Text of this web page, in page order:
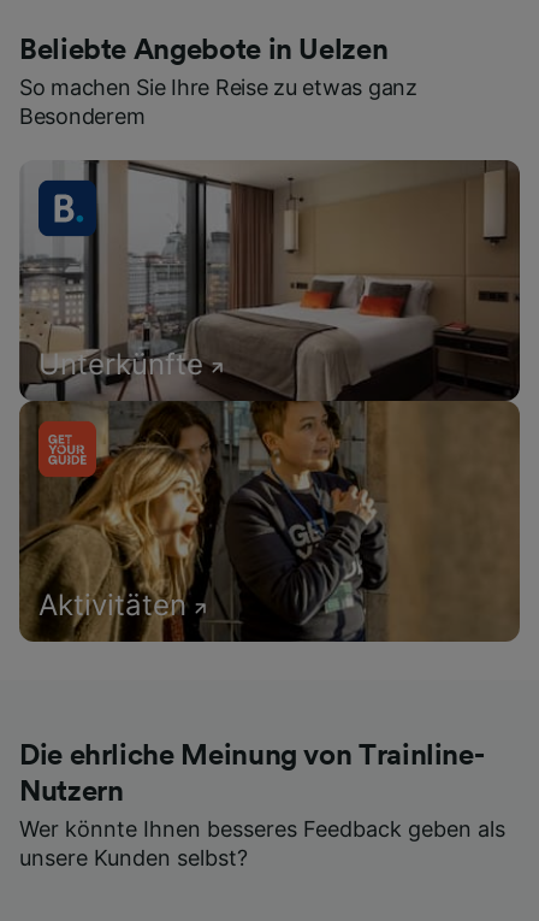
Beliebte Angebote in Uelzen
So machen Sie Ihre Reise zu etwas ganz
Besonderem
Unterkünfte
Aktivitäten
Die ehrliche Meinung von Trainline-
Nutzern
Wer könnte Ihnen besseres Feedback geben als
unsere Kunden selbst?